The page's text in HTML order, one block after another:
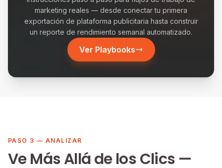
marketing reales — desde conectar tu primera
exportación de plataforma publicitaria hasta construir
un reporte de rendimiento semanal automatizado.
Ver Playbooks
PASO 3 — ANALIZAR
Ve Más Allá de los Clics —